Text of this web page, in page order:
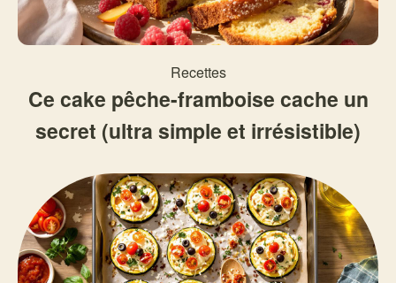
Recettes
Ce cake pêche-framboise cache un
secret (ultra simple et irrésistible)